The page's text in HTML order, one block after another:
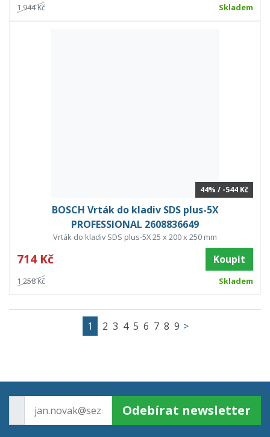
1 944 Kč Skladem
44% / -544 Kč
BOSCH Vrták do kladiv SDS plus-5X
PROFESSIONAL 2608836649
Vrták do kladiv SDS plus-5X 25 x 200 x 250 mm
714 Kč Koupit
1 258 Kč Skladem
1 2 3 4 5 6 7 8 9 >
Odebírat newsletter